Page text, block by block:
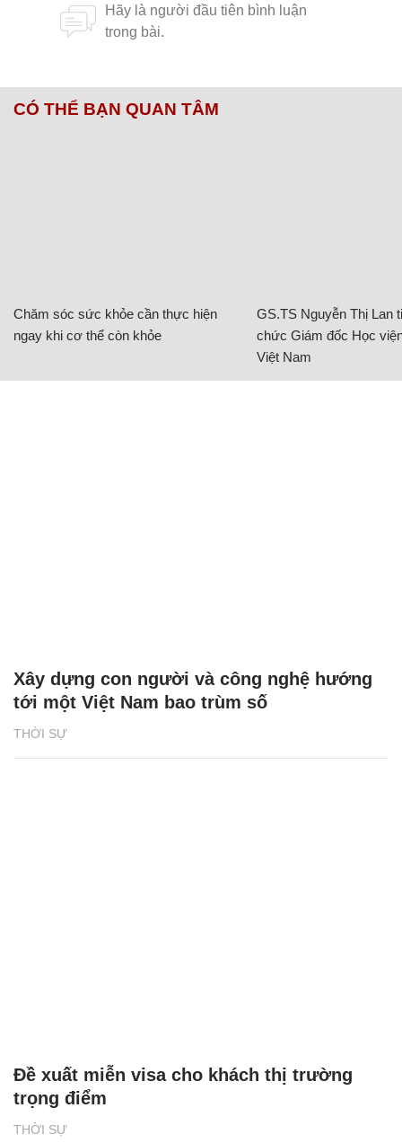
CÓ THỂ BẠN QUAN TÂM
Chăm sóc sức khỏe cần thực hiện
ngay khi cơ thể còn khỏe
GS.TS Nguyễn Thị Lan
chức Giám đốc Học
Việt Nam
THỜI SỰ
Xây dựng con người và công nghệ hướng
tới một Việt Nam bao trùm số
THỜI SỰ
Đề xuất miễn visa cho khách thị trường
trọng điểm